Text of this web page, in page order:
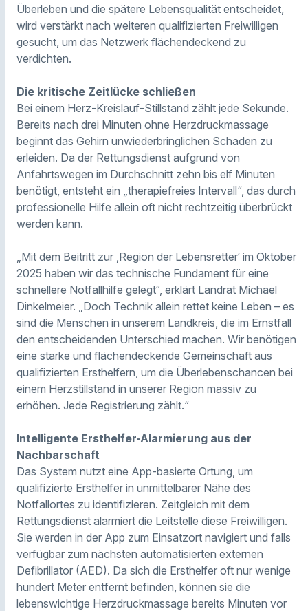
Überleben und die spätere Lebensqualität entscheidet,
wird verstärkt nach weiteren qualifizierten Freiwilligen
gesucht, um das Netzwerk flächendeckend zu
verdichten.
Die kritische Zeitlücke schließen
Bei einem Herz-Kreislauf-Stillstand zählt jede Sekunde.
Bereits nach drei Minuten ohne Herzdruckmassage
beginnt das Gehirn unwiederbringlichen Schaden zu
erleiden. Da der Rettungsdienst aufgrund von
Anfahrtswegen im Durchschnitt zehn bis elf Minuten
benötigt, entsteht ein „therapiefreies Intervall“, das durch
professionelle Hilfe allein oft nicht rechtzeitig überbrückt
werden kann.
„Mit dem Beitritt zur ‚Region der Lebensretter‘ im Oktober
2025 haben wir das technische Fundament für eine
schnellere Notfallhilfe gelegt“, erklärt Landrat Michael
Dinkelmeier. „Doch Technik allein rettet keine Leben – es
sind die Menschen in unserem Landkreis, die im Ernstfall
den entscheidenden Unterschied machen. Wir benötigen
eine starke und flächendeckende Gemeinschaft aus
qualifizierten Ersthelfern, um die Überlebenschancen bei
einem Herzstillstand in unserer Region massiv zu
erhöhen. Jede Registrierung zählt.“
Intelligente Ersthelfer-Alarmierung aus der
Nachbarschaft
Das System nutzt eine App-basierte Ortung, um
qualifizierte Ersthelfer in unmittelbarer Nähe des
Notfallortes zu identifizieren. Zeitgleich mit dem
Rettungsdienst alarmiert die Leitstelle diese Freiwilligen.
Sie werden in der App zum Einsatzort navigiert und falls
verfügbar zum nächsten automatisierten externen
Defibrillator (AED). Da sich die Ersthelfer oft nur wenige
hundert Meter entfernt befinden, können sie die
lebenswichtige Herzdruckmassage bereits Minuten vor